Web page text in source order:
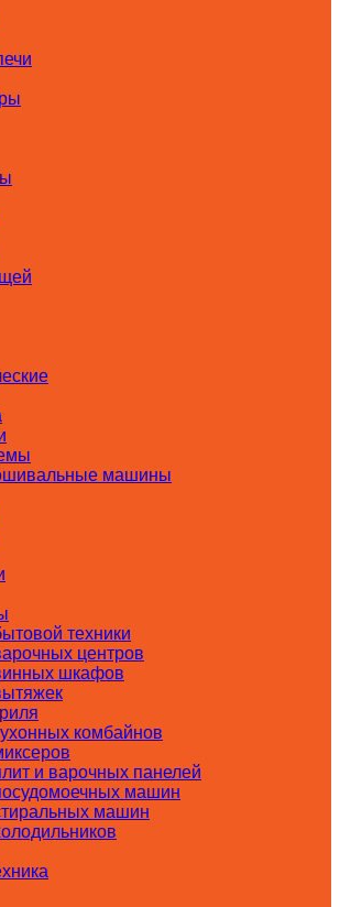
машины
техники
центров
шкафов
комбайнов
и варочных панелей
машин
машин